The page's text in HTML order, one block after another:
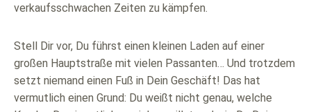
verkaufsschwachen Zeiten zu kämpfen.
Stell Dir vor, Du führst einen kleinen Laden auf einer
großen Hauptstraße mit vielen Passanten… Und trotzdem
setzt niemand einen Fuß in Dein Geschäft! Das hat
vermutlich einen Grund: Du weißt nicht genau, welche